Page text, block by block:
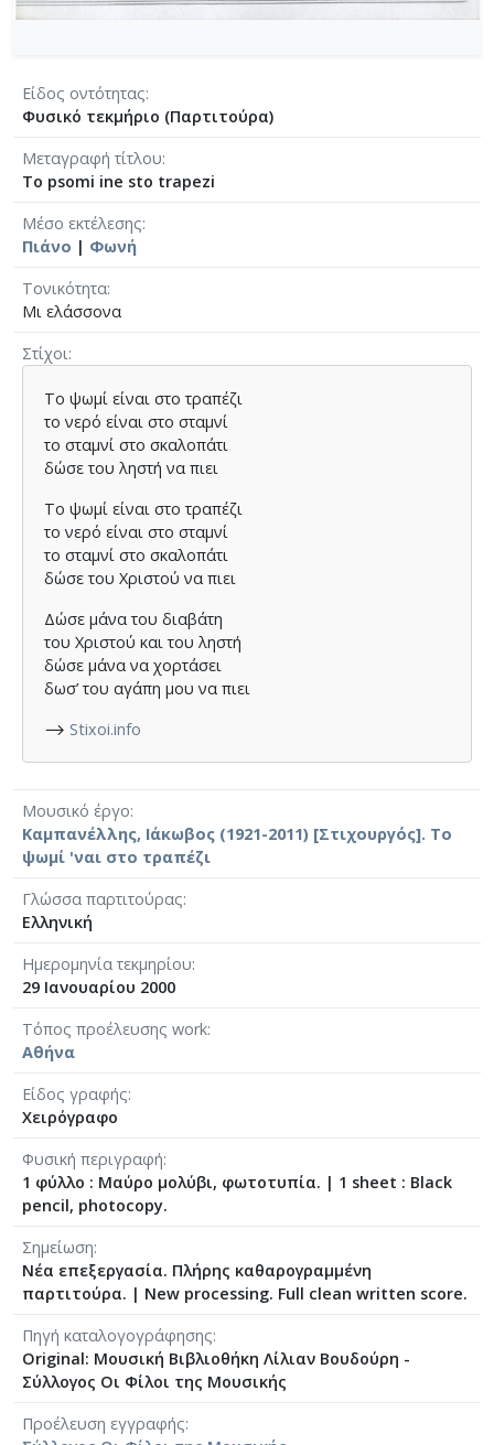
Είδος οντότητας
Φυσικό τεκμήριο (Παρτιτούρα)
Μεταγραφή τίτλου
To psomi ine sto trapezi
Μέσο εκτέλεσης
Πιάνο | Φωνή
Τονικότητα
Μι ελάσσονα
Στίχοι
Το ψωμί είναι στο τραπέζι
το νερό είναι στο σταμνί
το σταμνί στο σκαλοπάτι
δώσε του ληστή να πιει
Το ψωμί είναι στο τραπέζι
το νερό είναι στο σταμνί
το σταμνί στο σκαλοπάτι
δώσε του Χριστού να πιει
Δώσε μάνα του διαβάτη
του Χριστού και του ληστή
δώσε μάνα να χορτάσει
δωσ’ του αγάπη μου να πιει
⟶ Stixoi.info
Μουσικό έργο
Καμπανέλλης, Ιάκωβος (1921-2011) [Στιχουργός]. Το
ψωμί 'ναι στο τραπέζι
Γλώσσα παρτιτούρας
Ελληνική
Ημερομηνία τεκμηρίου
29 Ιανουαρίου 2000
Τόπος προέλευσης work
Αθήνα
Είδος γραφής
Χειρόγραφο
Φυσική περιγραφή
1 φύλλο : Μαύρο μολύβι, φωτοτυπία. | 1 sheet : Black
pencil, photocopy.
Σημείωση
Νέα επεξεργασία. Πλήρης καθαρογραμμένη
παρτιτούρα. | New processing. Full clean written score.
Πηγή καταλογογράφησης
Original: Μουσική Βιβλιοθήκη Λίλιαν Βουδούρη -
Σύλλογος Οι Φίλοι της Μουσικής
Προέλευση εγγραφής